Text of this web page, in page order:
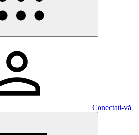
Conectați-vă